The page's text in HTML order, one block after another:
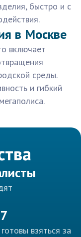
быстро и с
в Москве
включает
среды.
и гибкий
взяться за